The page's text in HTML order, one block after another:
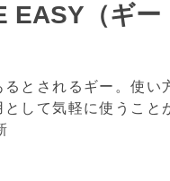
EASY（ギー
とされるギー。使い
して気軽に使うこと